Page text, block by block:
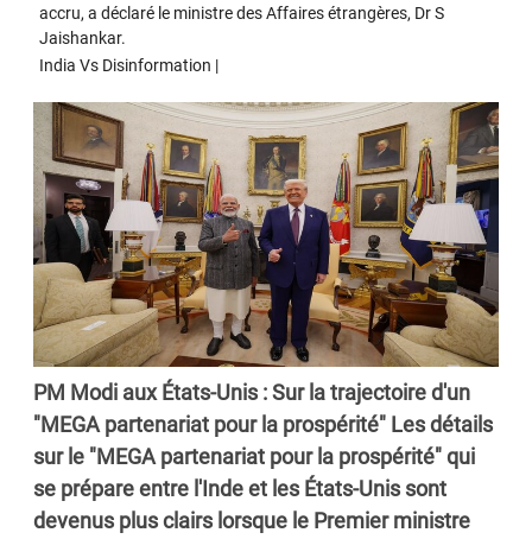
accru, a déclaré le ministre des Affaires étrangères, Dr S
Jaishankar.
India Vs Disinformation |
PM Modi aux États-Unis : Sur la trajectoire d'un
"MEGA partenariat pour la prospérité" Les détails
sur le "MEGA partenariat pour la prospérité" qui
se prépare entre l'Inde et les États-Unis sont
devenus plus clairs lorsque le Premier ministre